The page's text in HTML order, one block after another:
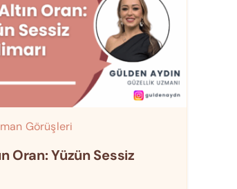
Görüşleri
Oran: Yüzün Sessiz